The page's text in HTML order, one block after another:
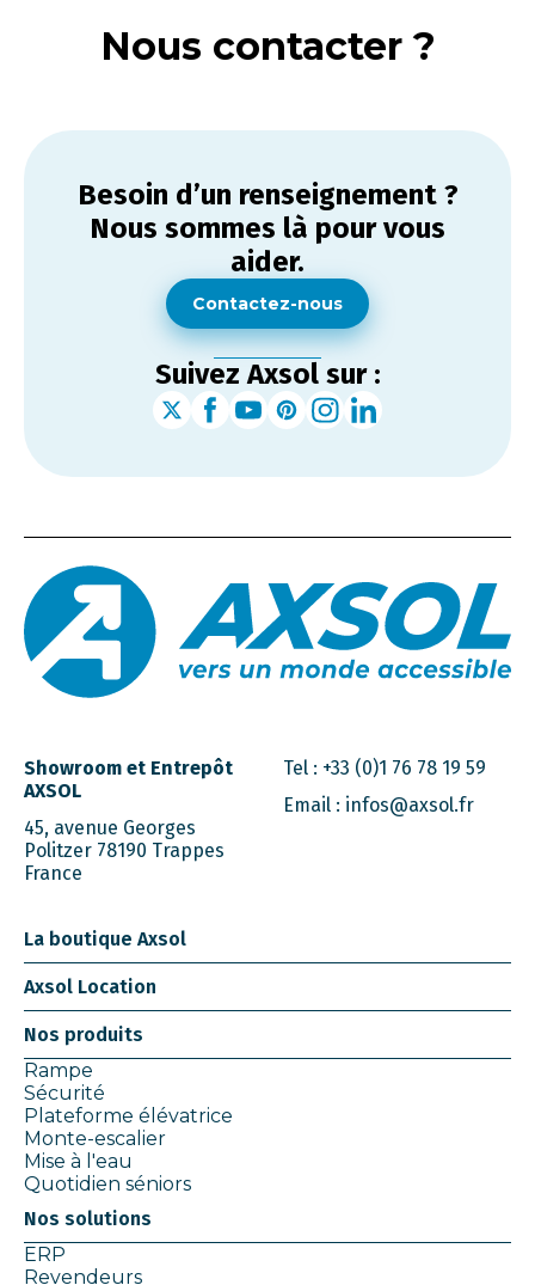
Nous contacter ?
Besoin d’un renseignement ?
Nous sommes là pour vous
aider.
Contactez-nous
Suivez Axsol sur :
Showroom et Entrepôt
AXSOL
45, avenue Georges
Politzer 78190 Trappes
France
Tel : +33 (0)1 76 78 19 59
Email : infos@axsol.fr
La boutique Axsol
Axsol Location
Nos produits
Rampe
Sécurité
Plateforme élévatrice
Monte-escalier
Mise à l'eau
Quotidien séniors
Nos solutions
ERP
Revendeurs